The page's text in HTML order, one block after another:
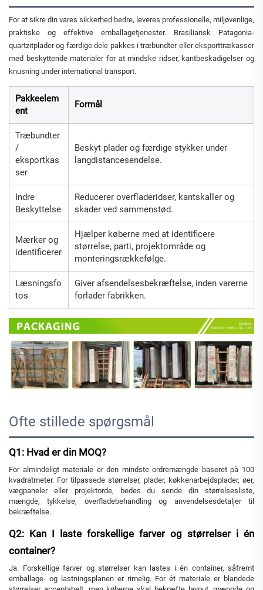
For at sikre din vares sikkerhed bedre, leveres professionelle, miljøvenlige,
praktiske og effektive emballagetjenester. Brasiliansk Patagonia-
quartzitplader og færdige dele pakkes i træbundter eller eksporttrækasser
med beskyttende materialer for at mindske ridser, kantbeskadigelser og
knusning under international transport.
Pakkeelem
ent
Formål
Træbundter
/
eksportkas
ser
Beskyt plader og færdige stykker under
langdistancesendelse.
Indre
Beskyttelse
Reducerer overfladeridser, kantskaller og
skader ved sammenstød.
Mærker og
identificerer
Hjælper køberne med at identificere
størrelse, parti, projektområde og
monteringsrækkefølge.
Læsningsfo
tos
Giver afsendelsesbekræftelse, inden varerne
forlader fabrikken.
Ofte stillede spørgsmål
Q1: Hvad er din MOQ?
For almindeligt materiale er den mindste ordremængde baseret på 100
kvadratmeter. For tilpassede størrelser, plader, køkkenarbejdsplader, øer,
vægpaneler eller projektorde, bedes du sende din størrelsesliste,
mængde, tykkelse, overfladebehandling og anvendelsesdetaljer til
bekræftelse.
Q2: Kan I laste forskellige farver og størrelser i én
container?
Ja. Forskellige farver og størrelser kan lastes i én container, såfremt
emballage- og lastningsplanen er rimelig. For ét materiale er blandede